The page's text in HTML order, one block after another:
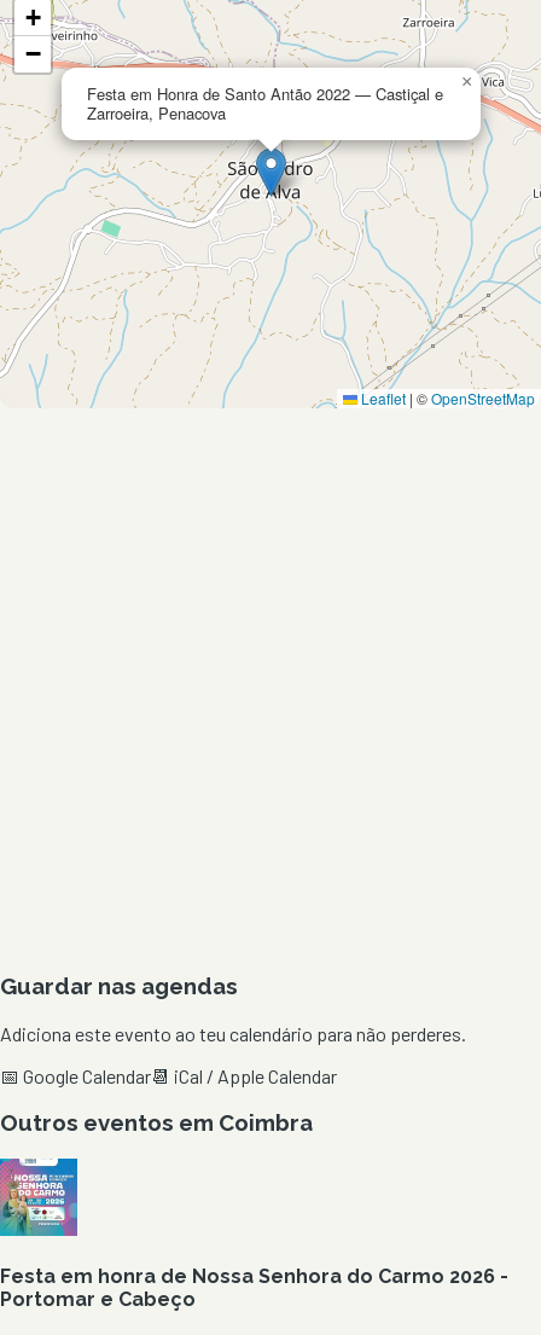
Festa em Honra de Santo Antão 2022 — Castiçal e
Zarroeira, Penacova
×
+
−
Leaflet | ©OpenStreetMap
Guardar nas agendas
Adiciona este evento ao teu calendário para não perderes.
📅 Google Calendar📆 iCal / Apple Calendar
Outros eventos em Coimbra
Festa em honra de Nossa Senhora do Carmo 2026 -
Portomar e Cabeço